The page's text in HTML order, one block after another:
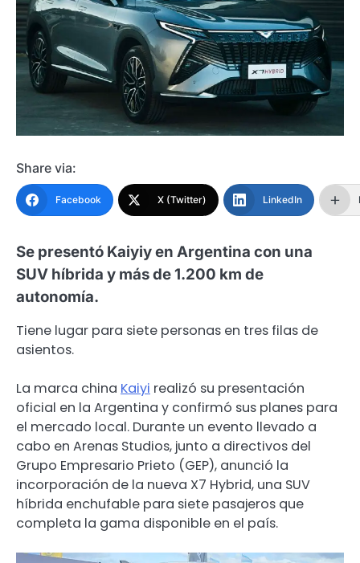
Share via:
Facebook X (Twitter) LinkedIn
Se presentó Kaiyiy en Argentina con una
SUV híbrida y más de 1.200 km de
autonomía.
Tiene lugar para siete personas en tres filas de
asientos.
La marca china Kaiyi realizó su presentación
oficial en la Argentina y confirmó sus planes para
el mercado local. Durante un evento llevado a
cabo en Arenas Studios, junto a directivos del
Grupo Empresario Prieto (GEP), anunció la
incorporación de la nueva X7 Hybrid, una SUV
híbrida enchufable para siete pasajeros que
completa la gama disponible en el país.